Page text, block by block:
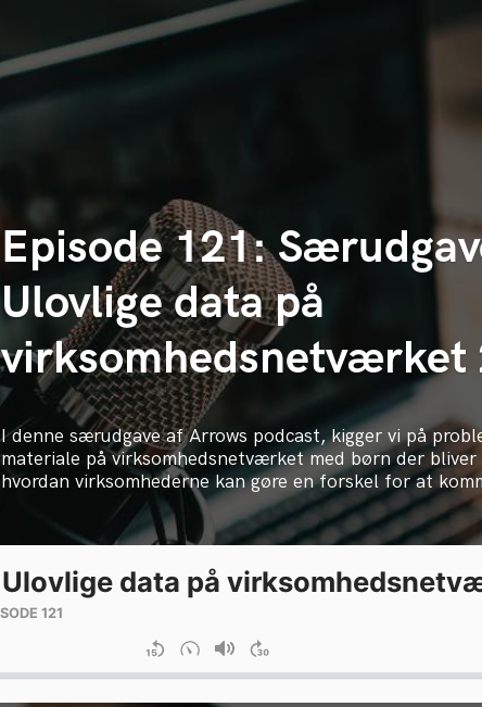
Episode 121:
Ulovlige data på
virksomhedsnetværket
I denne særudgave af Arrows podcast, kigger vi på
materiale på virksomhedsnetværket med børn der
hvordan virksomhederne kan gøre en forskel for at